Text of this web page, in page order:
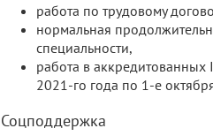
работа по трудовому
нормальная
специальности,
работа в
2021-го года по 1-е
Соцподдержка